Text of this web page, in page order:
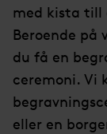
med kista till
Beroende på
du få en
ceremoni. Vi
eller en